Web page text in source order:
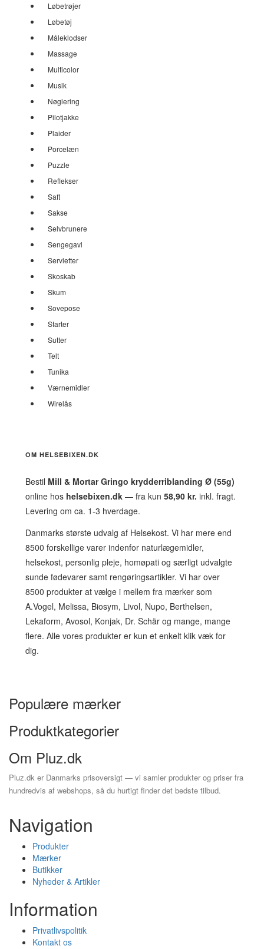
Løbetrøjer
Løbetøj
Måleklodser
Massage
Multicolor
Musik
Nøglering
Pilotjakke
Plaider
Porcelæn
Puzzle
Reflekser
Saft
Sakse
Selvbrunere
Sengegavl
Servietter
Skoskab
Skum
Sovepose
Starter
Sutter
Telt
Tunika
Værnemidler
Wirelås
OM HELSEBIXEN.DK
Bestil Mill & Mortar Gringo krydderriblanding Ø (55g)
online hos helsebixen.dk — fra kun 58,90 kr. inkl. fragt.
Levering om ca. 1-3 hverdage.
Danmarks største udvalg af Helsekost. Vi har mere end
8500 forskellige varer indenfor naturlægemidler,
helsekost, personlig pleje, homøpati og særligt udvalgte
sunde fødevarer samt rengøringsartikler. Vi har over
8500 produkter at vælge i mellem fra mærker som
A.Vogel, Melissa, Biosym, Livol, Nupo, Berthelsen,
Lekaform, Avosol, Konjak, Dr. Schär og mange, mange
flere. Alle vores produkter er kun et enkelt klik væk for
dig.
Populære mærker
Produktkategorier
Om Pluz.dk
Pluz.dk er Danmarks prisoversigt — vi samler produkter og priser fra
hundredvis af webshops, så du hurtigt finder det bedste tilbud.
Navigation
Produkter
Mærker
Butikker
Nyheder & Artikler
Information
Privatlivspolitik
Kontakt os